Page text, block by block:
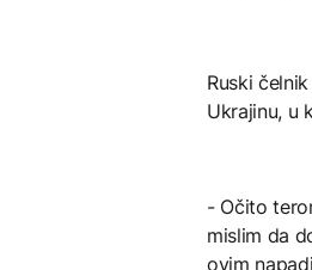
Ruski
Ukrajinu, u
- Očito
mislim da
ovim